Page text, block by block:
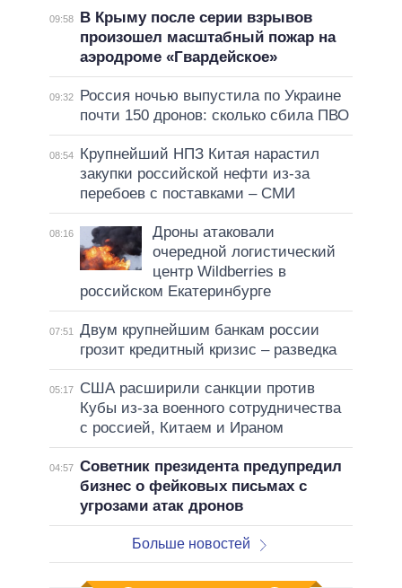
09:58
В Крыму после серии взрывов
произошел масштабный пожар на
аэродроме «Гвардейское»
09:32
Россия ночью выпустила по Украине
почти 150 дронов: сколько сбила ПВО
08:54
Крупнейший НПЗ Китая нарастил
закупки российской нефти из-за
перебоев с поставками – СМИ
08:16
Дроны атаковали
очередной логистический
центр Wildberries в
российском Екатеринбурге
07:51
Двум крупнейшим банкам россии
грозит кредитный кризис – разведка
05:17
США расширили санкции против
Кубы из-за военного сотрудничества
с россией, Китаем и Ираном
04:57 Советник президента предупредил
бизнес о фейковых письмах с
угрозами атак дронов
Больше новостей